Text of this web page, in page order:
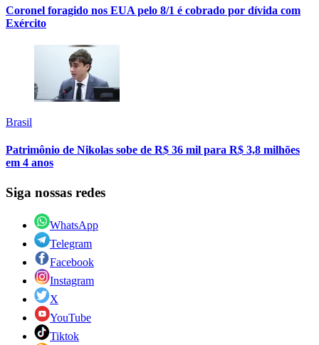
Coronel foragido nos EUA pelo 8/1 é cobrado por dívida com
Exército
Brasil
Patrimônio de Nikolas sobe de R$ 36 mil para R$ 3,8 milhões
em 4 anos
Siga nossas redes
WhatsApp
Telegram
Facebook
Instagram
X
YouTube
Tiktok